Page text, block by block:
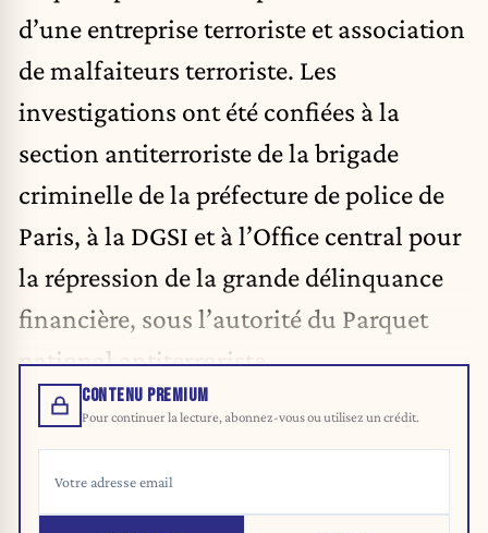
d’une entreprise terroriste et association
de malfaiteurs terroriste. Les
investigations ont été confiées à la
section antiterroriste de la brigade
criminelle de la préfecture de police de
Paris, à la DGSI et à l’Office central pour
la répression de la grande délinquance
financière, sous l’autorité du Parquet
national antiterroriste.
CONTENU PREMIUM
Pour continuer la lecture, abonnez-vous ou utilisez un crédit.